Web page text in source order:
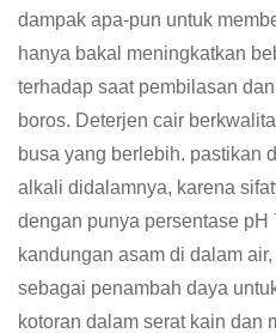
dampak apa-pun untuk
hanya bakal meningkatkan
terhadap saat pembilasan
boros. Deterjen cair
busa yang berlebih. pastikan
alkali didalamnya, karena
dengan punya persentase
kandungan asam di dalam
sebagai penambah daya
kotoran dalam serat kain dan